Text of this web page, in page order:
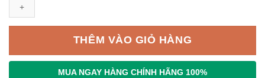
NF250-
HGV
200A
THÊM VÀO GIỎ HÀNG
MUA NGAY HÀNG CHÍNH HÃNG 100%